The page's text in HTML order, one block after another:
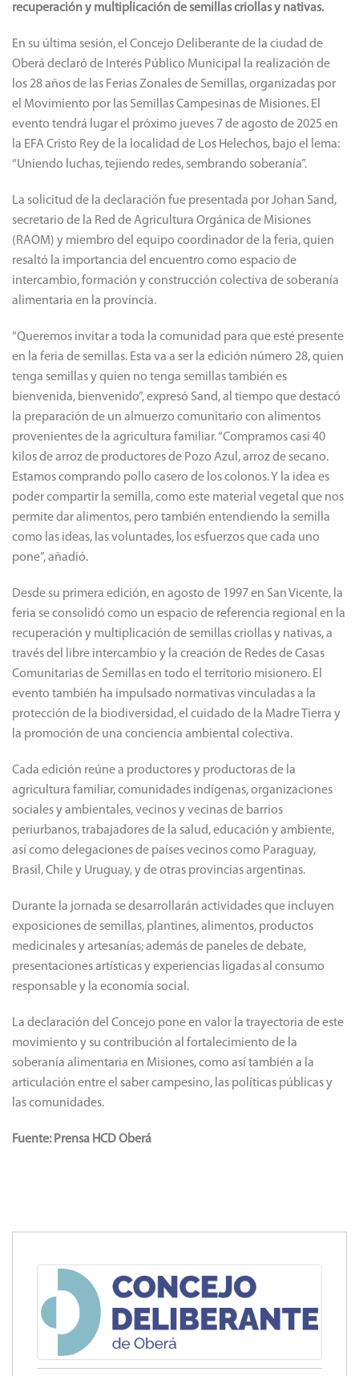
recuperación y multiplicación de semillas criollas y nativas.
En su última sesión, el Concejo Deliberante de la ciudad de
Oberá declaró de Interés Público Municipal la realización de
los 28 años de las Ferias Zonales de Semillas, organizadas por
el Movimiento por las Semillas Campesinas de Misiones. El
evento tendrá lugar el próximo jueves 7 de agosto de 2025 en
la EFA Cristo Rey de la localidad de Los Helechos, bajo el lema:
“Uniendo luchas, tejiendo redes, sembrando soberanía”.
La solicitud de la declaración fue presentada por Johan Sand,
secretario de la Red de Agricultura Orgánica de Misiones
(RAOM) y miembro del equipo coordinador de la feria, quien
resaltó la importancia del encuentro como espacio de
intercambio, formación y construcción colectiva de soberanía
alimentaria en la provincia.
“Queremos invitar a toda la comunidad para que esté presente
en la feria de semillas. Esta va a ser la edición número 28, quien
tenga semillas y quien no tenga semillas también es
bienvenida, bienvenido”, expresó Sand, al tiempo que destacó
la preparación de un almuerzo comunitario con alimentos
provenientes de la agricultura familiar. “Compramos casi 40
kilos de arroz de productores de Pozo Azul, arroz de secano.
Estamos comprando pollo casero de los colonos. Y la idea es
poder compartir la semilla, como este material vegetal que nos
permite dar alimentos, pero también entendiendo la semilla
como las ideas, las voluntades, los esfuerzos que cada uno
pone”, añadió.
Desde su primera edición, en agosto de 1997 en San Vicente, la
feria se consolidó como un espacio de referencia regional en la
recuperación y multiplicación de semillas criollas y nativas, a
través del libre intercambio y la creación de Redes de Casas
Comunitarias de Semillas en todo el territorio misionero. El
evento también ha impulsado normativas vinculadas a la
protección de la biodiversidad, el cuidado de la Madre Tierra y
la promoción de una conciencia ambiental colectiva.
Cada edición reúne a productores y productoras de la
agricultura familiar, comunidades indígenas, organizaciones
sociales y ambientales, vecinos y vecinas de barrios
periurbanos, trabajadores de la salud, educación y ambiente,
así como delegaciones de países vecinos como Paraguay,
Brasil, Chile y Uruguay, y de otras provincias argentinas.
Durante la jornada se desarrollarán actividades que incluyen
exposiciones de semillas, plantines, alimentos, productos
medicinales y artesanías; además de paneles de debate,
presentaciones artísticas y experiencias ligadas al consumo
responsable y la economía social.
La declaración del Concejo pone en valor la trayectoria de este
movimiento y su contribución al fortalecimiento de la
soberanía alimentaria en Misiones, como así también a la
articulación entre el saber campesino, las políticas públicas y
las comunidades.
Fuente: Prensa HCD Oberá